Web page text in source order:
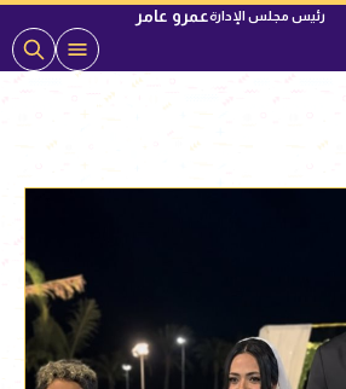
رئيس مجلس الإدارةعمرو عامر